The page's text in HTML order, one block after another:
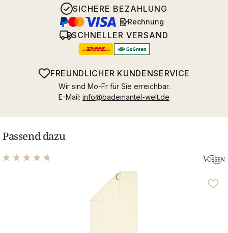
SICHERE BEZAHLUNG
Rechnung
SCHNELLER VERSAND
FREUNDLICHER KUNDENSERVICE
Wir sind Mo-Fr für Sie erreichbar.
E-Mail: info@bademantel-welt.de
Passend dazu
Durchschnittliche Bewertung von 4.69 von 5 Sternen